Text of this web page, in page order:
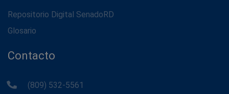
Repositorio Digital SenadoRD
Glosario
Contacto
(809) 532-5561